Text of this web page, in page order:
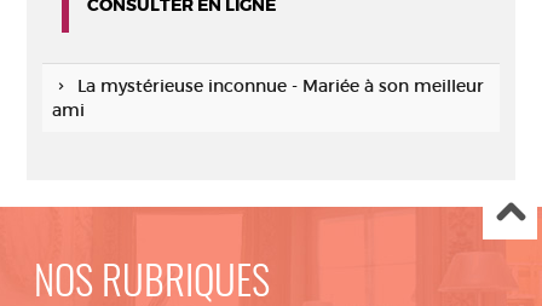
CONSULTER EN LIGNE
La mystérieuse inconnue - Mariée à son meilleur
ami
NOS RUBRIQUES